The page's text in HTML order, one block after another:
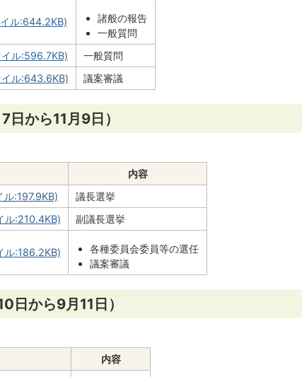
ル:644.2KB)
諸般の報告
一般質問
ル:596.7KB)
一般質問
ル:643.6KB)
議案審議
から11月9日）
内容
ル:197.9KB)
議長選挙
ル:210.4KB)
副議長選挙
ル:186.2KB)
各種委員会委員等の選任
議案審議
日から9月11日）
内容